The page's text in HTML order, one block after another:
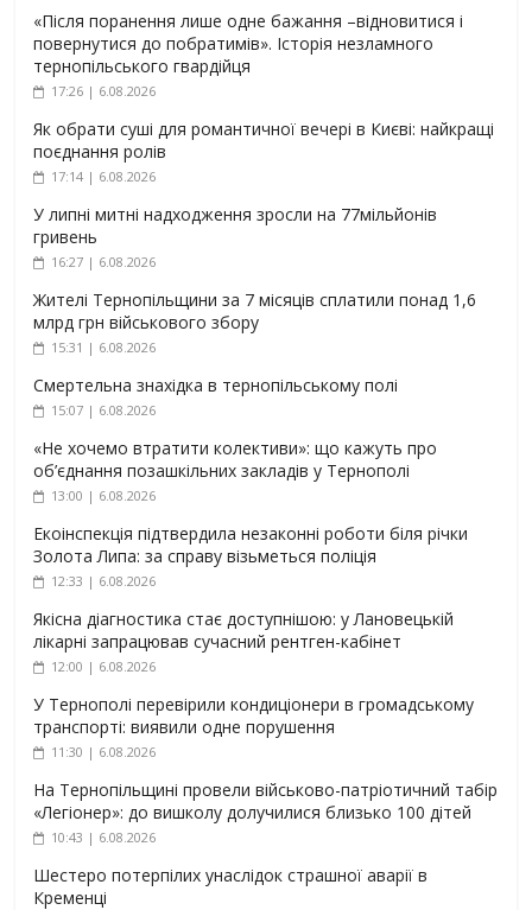
«Після поранення лише одне бажання –відновитися і
повернутися до побратимів». Історія незламного
тернопільського гвардійця
17:26 | 6.08.2026
Як обрати суші для романтичної вечері в Києві: найкращі
поєднання ролів
17:14 | 6.08.2026
У липні митні надходження зросли на 77мільйонів
гривень
16:27 | 6.08.2026
Жителі Тернопільщини за 7 місяців сплатили понад 1,6
млрд грн військового збору
15:31 | 6.08.2026
Смертельна знахідка в тернопільському полі
15:07 | 6.08.2026
«Не хочемо втратити колективи»: що кажуть про
об’єднання позашкільних закладів у Тернополі
13:00 | 6.08.2026
Екоінспекція підтвердила незаконні роботи біля річки
Золота Липа: за справу візьметься поліція
12:33 | 6.08.2026
Якісна діагностика стає доступнішою: у Лановецькій
лікарні запрацював сучасний рентген-кабінет
12:00 | 6.08.2026
У Тернополі перевірили кондиціонери в громадському
транспорті: виявили одне порушення
11:30 | 6.08.2026
На Тернопільщині провели військово-патріотичний табір
«Легіонер»: до вишколу долучилися близько 100 дітей
10:43 | 6.08.2026
Шестеро потерпілих унаслідок страшної аварії в
Кременці